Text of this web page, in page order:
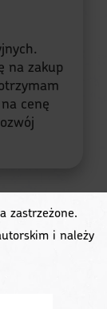
na zakup
cenę
zastrzeżone.
i należy